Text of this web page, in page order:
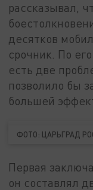
рассказывал,
десятков
срочник. По
есть две
позволило бы
большей
ФОТО: ЦАРЬГРАД
Первая
он составлял